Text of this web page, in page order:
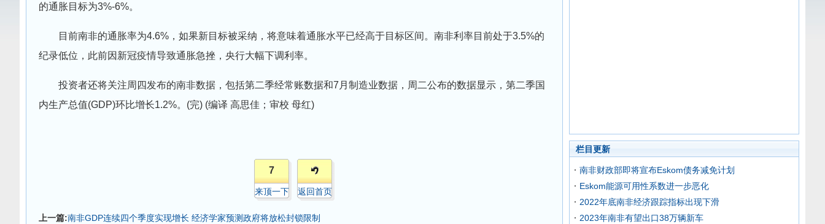
的通胀目标为3%-6%。
目前南非的通胀率为4.6%，如果新目标被采纳，将意味着通胀水平已经高于目标区间。南非利率目前处于3.5%的
纪录低位，此前因新冠疫情导致通胀急挫，央行大幅下调利率。
投资者还将关注周四发布的南非数据，包括第二季经常账数据和7月制造业数据，周二公布的数据显示，第二季国
内生产总值(GDP)环比增长1.2%。(完) (编译 高思佳；审校 母红)
7
来顶一下 返回首页
上一篇:南非GDP连续四个季度实现增长 经济学家预测政府将放松封锁限制
栏目更新
南非财政部即将宣布Eskom债务减免计划
Eskom能源可用性系数进一步恶化
2022年底南非经济跟踪指标出现下滑
2023年南非有望出口38万辆新车